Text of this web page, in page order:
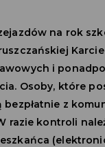
na rok
i
Osoby, które
z
razie kontroli